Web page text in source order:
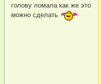
голову ломала как же это
можно сделать